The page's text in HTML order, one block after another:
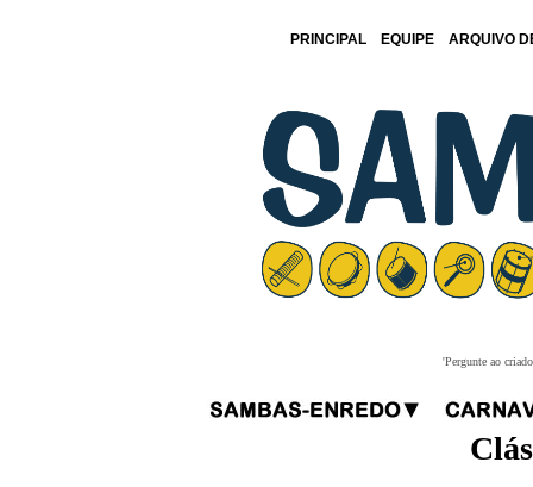
PRINCIPAL EQUIPE ARQUIVO
'Pergunte ao